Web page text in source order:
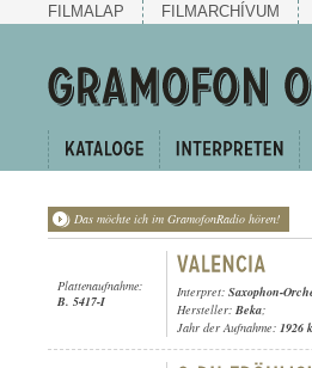
FILMALAP FILMARCHÍVUM
Das möchte ich im GramofonRadio hören!
Plattenaufnahme:
B. 5417-I
Interpret: Saxophon-
Hersteller: Beka;
Jahr der Aufnahme: 1926